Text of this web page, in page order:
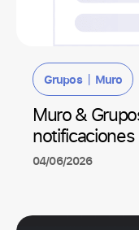
Grupos| Muro
Muro &
notificaciones
04/06/2026